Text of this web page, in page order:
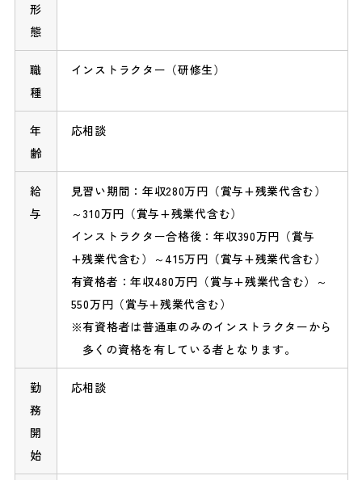
形
態
職
種
インストラクター（研修生）
年
齢
応相談
給
与
見習い期間：年収280万円（賞与+残業代含む）
～310万円（賞与+残業代含む）
インストラクター合格後：年収390万円（賞与
+残業代含む）～415万円（賞与+残業代含む）
有資格者：年収480万円（賞与+残業代含む）～
550万円（賞与+残業代含む）
有資格者は普通車のみのインストラクターから
多くの資格を有している者となります。
勤
務
開
始
応相談